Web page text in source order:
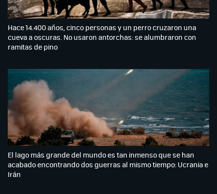
Hace 14.400 años, cinco personas y un perro cruzaron una
cueva a oscuras. No usaron antorchas: se alumbraron con
ramitas de pino
El lago más grande del mundo es tan inmenso que se han
acabado encontrando dos guerras al mismo tiempo: Ucrania e
Irán